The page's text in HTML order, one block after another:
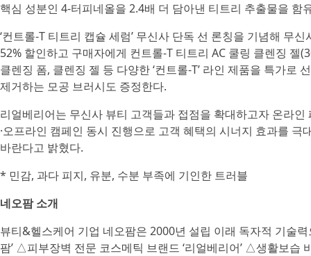
핵심 성분인 4-터피네올을 2.4배 더 담아낸 티트리 추출물을
‘컨트롤-T 티트리 캡슐 세럼’ 무신사 단독 선 론칭을 기념해 무
52% 할인하고 구매자에게 컨트롤-T 티트리 AC 쿨링 클렌징
클렌징 폼, 클렌징 젤 등 다양한 ‘컨트롤-T’ 라인 제품을 특가로
제거하는 모공 브러시도 증정한다.
리얼베리어는 무신사 뷰티 고객들과 접점을 확대하고자 온라
·오프라인 캠페인 동시 진행으로 고객 혜택의 시너지 효과를
바란다고 밝혔다.
* 민감, 과다 피지, 유분, 수분 부족에 기인한 트러블
네오팜 소개
뷰티&헬스케어 기업 네오팜은 2000년 설립 이래 독자적 기술
팜’ △피부장벽 전문 코스메틱 브랜드 ‘리얼베리어’ △생활보습